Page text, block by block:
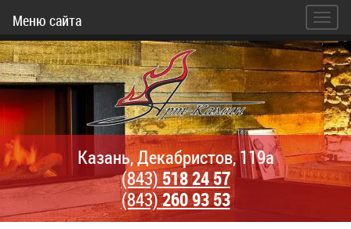
Меню сайта
Казань, Декабристов, 119а
(843)518 24 57
(843)260 93 53